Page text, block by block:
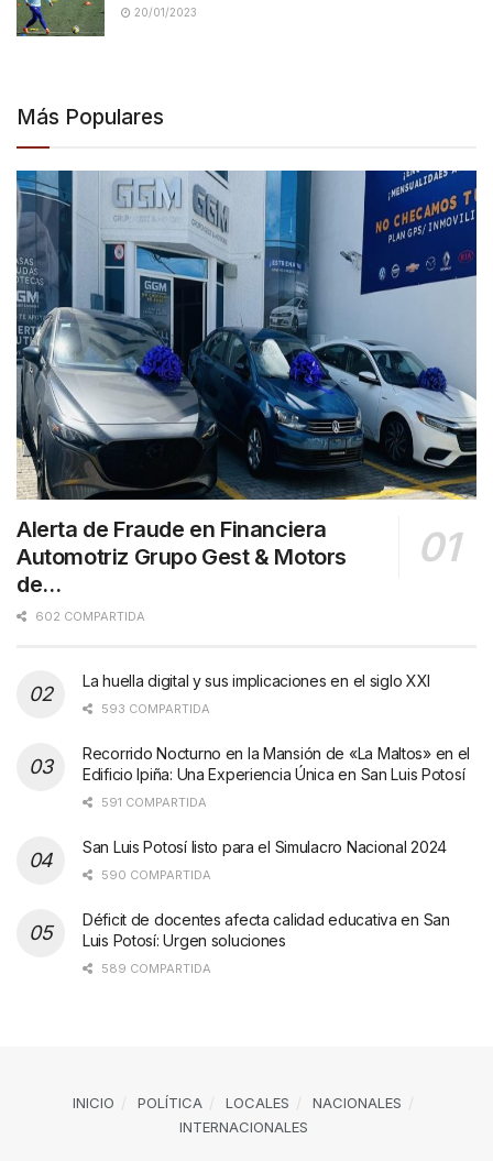
20/01/2023
Más Populares
Alerta de Fraude en Financiera
Automotriz Grupo Gest & Motors
de…
602 COMPARTIDA
La huella digital y sus implicaciones en el siglo XXI
593 COMPARTIDA
Recorrido Nocturno en la Mansión de «La Maltos» en el
Edificio Ipiña: Una Experiencia Única en San Luis Potosí
591 COMPARTIDA
San Luis Potosí listo para el Simulacro Nacional 2024
590 COMPARTIDA
Déficit de docentes afecta calidad educativa en San
Luis Potosí: Urgen soluciones
589 COMPARTIDA
INICIO POLÍTICA LOCALES
NACIONALES
INTERNACIONALES